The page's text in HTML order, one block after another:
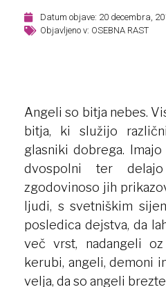
Datum objave: 20 decembra,
Objavljeno v: OSEBNA RAST
Angeli so bitja nebes.
bitja, ki služijo
glasniki dobrega.
dvospolni ter
zgodovinoso jih
ljudi, s svetniškim
posledica dejstva, da
več vrst, nadangeli
kerubi, angeli, demoni
velja, da so angeli